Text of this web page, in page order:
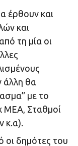
έρθουν και
και
τη μία οι
άλλη θα
με το
ΜΕΑ, Σταθμοί
κ.α).
οι δημότες του